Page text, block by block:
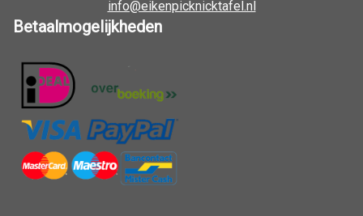
info@eikenpicknicktafel.nl
Betaalmogelijkheden